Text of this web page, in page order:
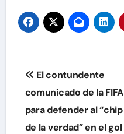
Navegación
de
entradas
El contundente
comunicado de la FIFA
para defender al “chip
de la verdad” en el gol